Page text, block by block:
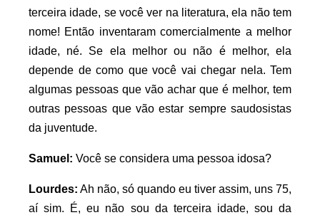
terceira idade, se você ver na literatura, ela não tem
nome! Então inventaram comercialmente a melhor
idade, né. Se ela melhor ou não é melhor, ela
depende de como que você vai chegar nela. Tem
algumas pessoas que vão achar que é melhor, tem
outras pessoas que vão estar sempre saudosistas
da juventude.
Samuel: Você se considera uma pessoa idosa?
Lourdes: Ah não, só quando eu tiver assim, uns 75,
aí sim. É, eu não sou da terceira idade, sou da